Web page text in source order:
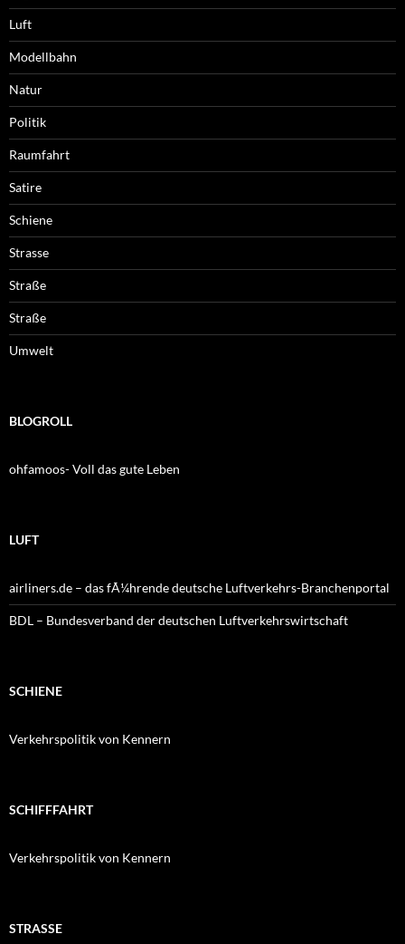
Luft
Modellbahn
Natur
Politik
Raumfahrt
Satire
Schiene
Strasse
Straße
Straße
Umwelt
BLOGROLL
ohfamoos- Voll das gute Leben
LUFT
airliners.de – das fÃ¼hrende deutsche Luftverkehrs-Branchenportal
BDL – Bundesverband der deutschen Luftverkehrswirtschaft
SCHIENE
Verkehrspolitik von Kennern
SCHIFFFAHRT
Verkehrspolitik von Kennern
STRASSE